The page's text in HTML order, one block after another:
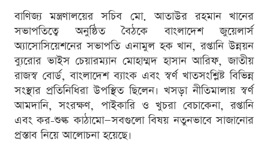
বাণিজ্য মন্ত্রণালয়ের সচিব মো. আতাউর রহমান খানের
সভাপতিত্বে অনুষ্ঠিত বৈঠকে বাংলাদেশ জুয়েলার্স
অ্যাসোসিয়েশনের সভাপতি এনামুল হক খান, রপ্তানি উন্নয়ন
ব্যুরোর ভাইস চেয়ারম্যান মোহাম্মদ হাসান আরিফ, জাতীয়
রাজস্ব বোর্ড, বাংলাদেশ ব্যাংক এবং স্বর্ণ খাতসংশ্লিষ্ট বিভিন্ন
সংস্থার প্রতিনিধিরা উপস্থিত ছিলেন। খসড়া নীতিমালায় স্বর্ণ
আমদানি, সংরক্ষণ, পাইকারি ও খুচরা বেচাকেনা, রপ্তানি
এবং কর-শুল্ক কাঠামো—সবগুলো বিষয় নতুনভাবে সাজানোর
প্রস্তাব নিয়ে আলোচনা হয়েছে।